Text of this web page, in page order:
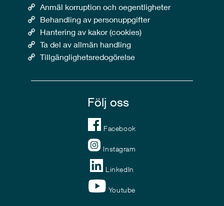
Anmäl korruption och oegentligheter
Behandling av personuppgifter
Hantering av kakor (cookies)
Ta del av allmän handling
Tillgänglighetsredogörelse
Följ oss
Facebook
Instagram
LinkedIn
Youtube